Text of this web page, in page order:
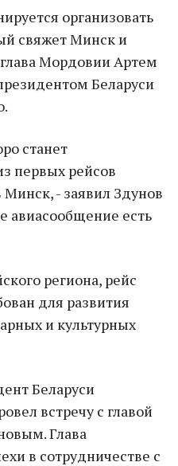
организовать
свяжет Минск и
Мордовии Артем
Беларуси
станет
первых рейсов
- заявил Здунов
авиасообщение есть
региона, рейс
для развития
и культурных
Беларуси
встречу с главой
Глава
в сотрудничестве с